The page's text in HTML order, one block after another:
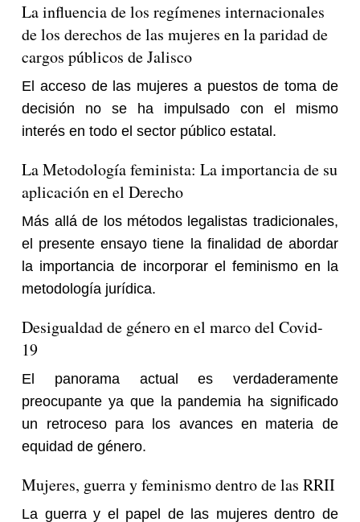
La influencia de los regímenes internacionales
de los derechos de las mujeres en la paridad de
cargos públicos de Jalisco
El acceso de las mujeres a puestos de toma de
decisión no se ha impulsado con el mismo
interés en todo el sector público estatal.
La Metodología feminista: La importancia de su
aplicación en el Derecho
Más allá de los métodos legalistas tradicionales,
el presente ensayo tiene la finalidad de abordar
la importancia de incorporar el feminismo en la
metodología jurídica.
Desigualdad de género en el marco del Covid-
19
El panorama actual es verdaderamente
preocupante ya que la pandemia ha significado
un retroceso para los avances en materia de
equidad de género.
Mujeres, guerra y feminismo dentro de las RRII
La guerra y el papel de las mujeres dentro de